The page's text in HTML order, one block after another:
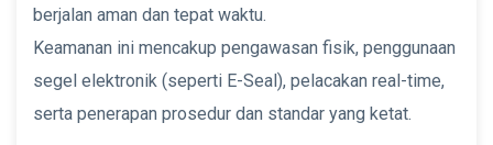
berjalan aman dan tepat waktu.
Keamanan ini mencakup pengawasan fisik, penggunaan
segel elektronik (seperti E-Seal), pelacakan real-time,
serta penerapan prosedur dan standar yang ketat.